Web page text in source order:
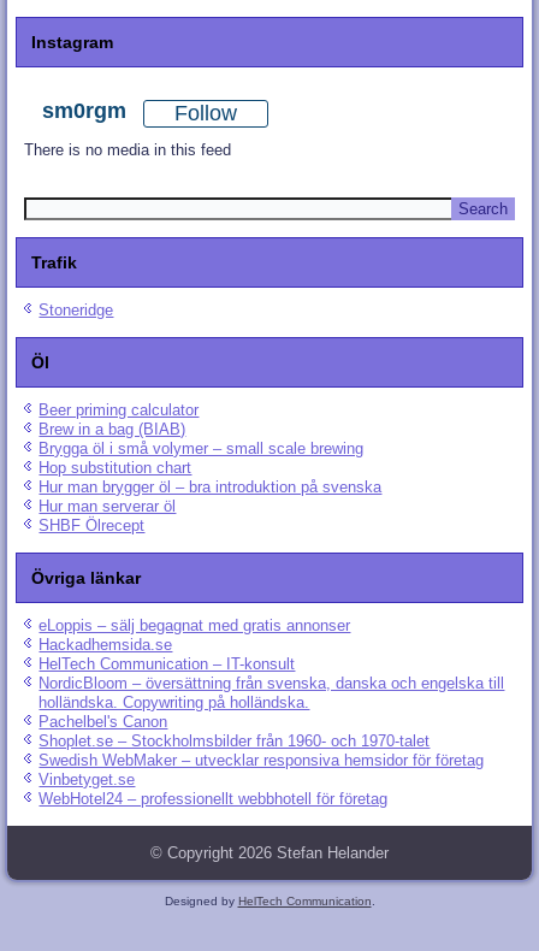
Instagram
sm0rgm Follow
There is no media in this feed
Trafik
Stoneridge
Öl
Beer priming calculator
Brew in a bag (BIAB)
Brygga öl i små volymer – small scale brewing
Hop substitution chart
Hur man brygger öl – bra introduktion på svenska
Hur man serverar öl
SHBF Ölrecept
Övriga länkar
eLoppis – sälj begagnat med gratis annonser
Hackadhemsida.se
HelTech Communication – IT-konsult
NordicBloom – översättning från svenska, danska och engelska till
holländska. Copywriting på holländska.
Pachelbel's Canon
Shoplet.se – Stockholmsbilder från 1960- och 1970-talet
Swedish WebMaker – utvecklar responsiva hemsidor för företag
Vinbetyget.se
WebHotel24 – professionellt webbhotell för företag
© Copyright 2026 Stefan Helander
Designed by HelTech Communication